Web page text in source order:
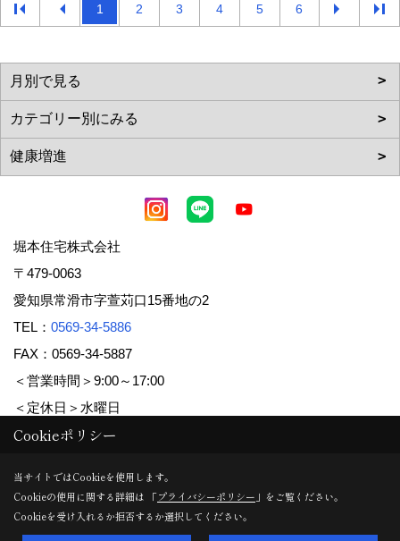
1 2 3 4 5 6
堀本住宅株式会社
〒479-0063
愛知県常滑市字萱苅口15番地の2
TEL： 0569-34-5886
FAX：0569-34-5887
＜営業時間＞9:00～17:00
＜定休日＞水曜日
Copyright (c) 堀本住宅株式会社. All Rights Reserved.
Produced byゴデスクリエイト
Cookieポリシー
当サイトではCookieを使用します。
Cookieの使用に関する詳細は 「プライバシーポリシー 」をご覧ください。
Cookieを受け入れるか拒否するか選択してください。